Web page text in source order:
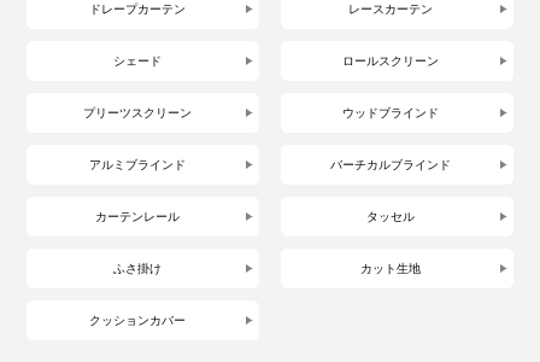
ドレープカーテン レースカーテン
シェード ロールスクリーン
プリーツスクリーン ウッドブラインド
アルミブラインド バーチカルブラインド
カーテンレール タッセル
ふさ掛け カット生地
クッションカバー